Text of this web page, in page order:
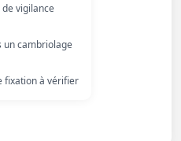
vigilance
un cambriolage
fixation à vérifier